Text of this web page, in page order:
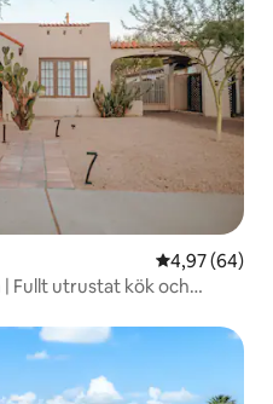
4,97 av 5 i
4,97 (64)
Fullt utrustat kök och